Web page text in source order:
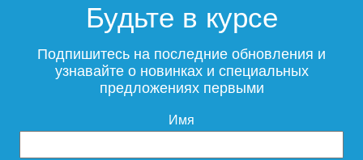
Будьте в курсе
Подпишитесь на последние обновления и
узнавайте о новинках и специальных
предложениях первыми
Имя